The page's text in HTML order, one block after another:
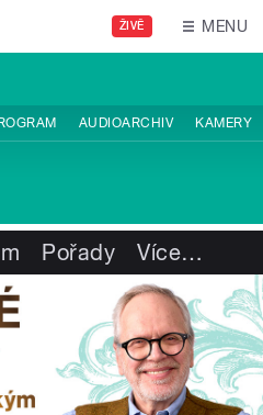
ŽIVĚ MENU
AUDIOARCHIV KAMERY
Pořady Více…